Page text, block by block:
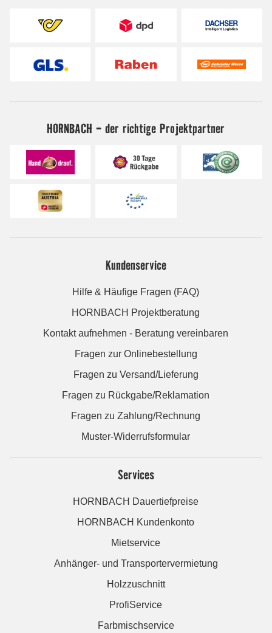
HORNBACH - der richtige Projektpartner
Kundenservice
Hilfe & Häufige Fragen (FAQ)
HORNBACH Projektberatung
Kontakt aufnehmen - Beratung vereinbaren
Fragen zur Onlinebestellung
Fragen zu Versand/Lieferung
Fragen zu Rückgabe/Reklamation
Fragen zu Zahlung/Rechnung
Muster-Widerrufsformular
Services
HORNBACH Dauertiefpreise
HORNBACH Kundenkonto
Mietservice
Anhänger- und Transportervermietung
Holzzuschnitt
ProfiService
Farbmischservice